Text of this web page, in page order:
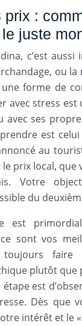
prix :
juste
c’est aussi
ou la
forme de
avec stress
ses
est
au
prix local, que
Votre
du
est
sont vos
toujours
plutôt
est
Dès que
intérêt et le